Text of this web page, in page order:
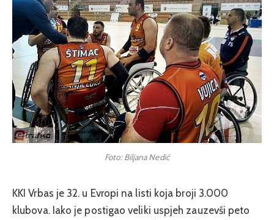
Foto: Biljana Nedić
KKI Vrbas je 32. u Evropi na listi koja broji 3.000
klubova. Iako je postigao veliki uspjeh zauzevši peto